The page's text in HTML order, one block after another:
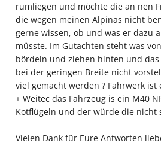
rumliegen und möchte die an nen
die wegen meinen Alpinas nicht
gerne wissen, ob und was er dazu
müsste. Im Gutachten steht was
bördeln und ziehen hinten und
bei der geringen Breite nicht
viel gemacht werden ? Fahrwerk
+ Weitec das Fahrzeug is ein M40
Kotflügeln und der würde die nicht
Vielen Dank für Eure Antworten